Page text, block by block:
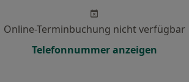
Online-Terminbuchung nicht verfügbar
Telefonnummer anzeigen